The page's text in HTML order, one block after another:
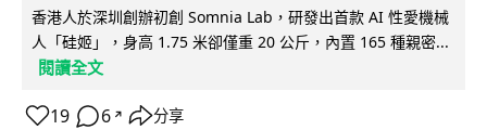
香港人於深圳創辦初創 Somnia Lab，研發出首款 AI 性愛機械
人「硅姬」，身高 1.75 米卻僅重 20 公斤，內置 165 種親密...
閱讀全文
19 6 ↗ 分享